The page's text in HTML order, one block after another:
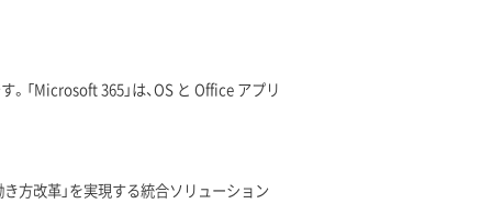
「Microsoft 365」は、OS と Office アプリ
方改革」を実現する統合ソリューション